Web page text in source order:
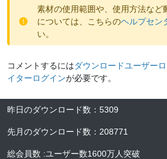
素材の使用範囲や、使用方法など
については、こちらのヘルプセン
い。
コメントするにはダウンロードユーザー
イターログインが必要です。
昨日のダウンロード数 ： 5309
先月のダウンロード数 ： 208771
総会員数 :ユーザー数1600万人 突破